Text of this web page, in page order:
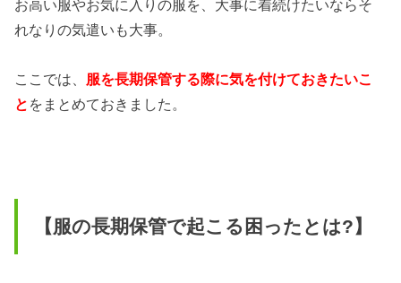
お高い服やお気に入りの服を、大事に着続けたいならそ
れなりの気遣いも大事。
ここでは、 服を長期保管する際に気を付けておきたいこ
と をまとめておきました。
【服の長期保管で起こる困ったとは?】